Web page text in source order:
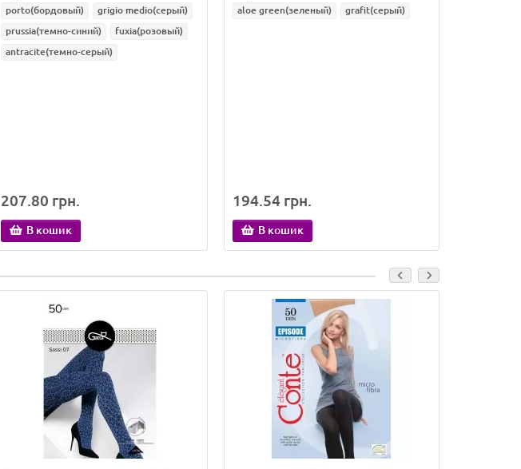
porto(бордовый)
grigio medio(серый)
prussia(темно-синий)
fuxia(розовый)
antracite(темно-серый)
207.80 грн.
В кошик
aloe green(зеленый) grafit(серый)
194.54 грн.
В кошик